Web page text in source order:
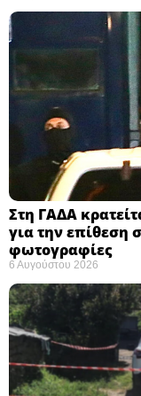
Στη ΓΑΔΑ
για την επίθεση
φωτογραφίες
6 Αυγούστου 2026